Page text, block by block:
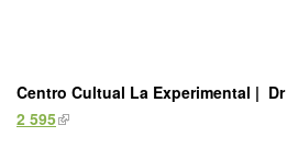
Centro Cultual La Experimental |
2 595